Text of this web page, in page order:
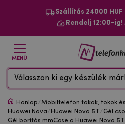
Szállítás 24000 HUF
Rendelj 12:00-
MENÜ
Válasszon ki egy készülék
Honlap/Mobiltelefon tokok, tokok
Huawei Nova/ Huawei Nova 5T/Gél
Gél borítás mmCase a Huawei Nova